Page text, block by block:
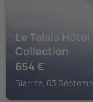
Le Talaia Hôtel
Collection
654 €
Biarritz, 03